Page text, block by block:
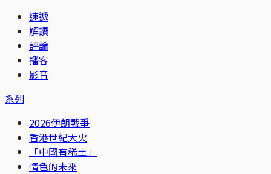
速遞
解讀
評論
播客
影音
系列
2026伊朗戰爭
香港世紀大火
「中國有稀土」
情色的未來